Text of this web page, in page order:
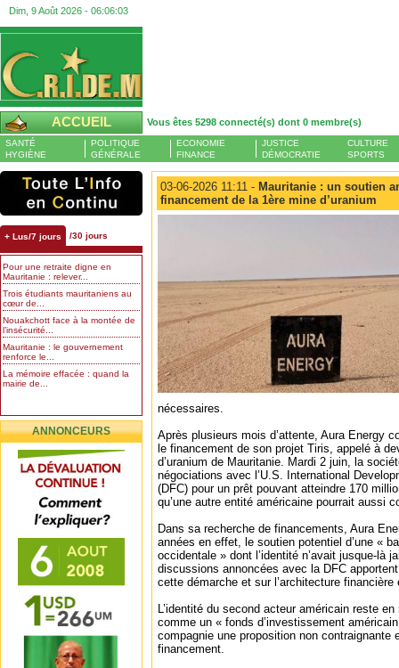
Dim, 9 Août 2026 - 06:06:03
ACCUEIL Vous êtes 5298 connecté(s) dont 0 membre(s)
SANTÉ
HYGIÈNE
POLITIQUE
GÉNÉRALE
ECONOMIE
FINANCE
JUSTICE
DÉMOCRATIE
CULTURE
SPORTS
+ Lus/7 jours /30 jours
Pour une retraite digne en
Mauritanie : relever...
Trois étudiants mauritaniens au
cœur de...
Nouakchott face à la montée de
l’insécurité...
Mauritanie : le gouvernement
renforce le...
La mémoire effacée : quand la
mairie de...
ANNONCEURS
03-06-2026 11:11 - Mauritanie : un soutien
financement de la 1ère mine d’uranium
nécessaires.
Après plusieurs mois d’attente, Aura Energy
le financement de son projet Tiris, appelé à
d’uranium de Mauritanie. Mardi 2 juin, la
négociations avec l’U.S. International
(DFC) pour un prêt pouvant atteindre 170
qu’une autre entité américaine pourrait aussi
Dans sa recherche de financements, Aura
années en effet, le soutien potentiel d’une «
occidentale » dont l’identité n’avait jusque-là
discussions annoncées avec la DFC
cette démarche et sur l’architecture
L’identité du second acteur américain reste
comme un « fonds d’investissement
compagnie une proposition non contraignante
financement.